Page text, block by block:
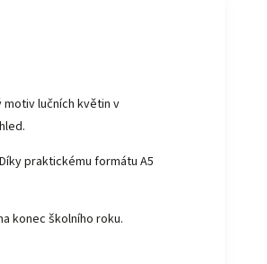
lučních květin v
praktickému formátu A5
konec školního roku.